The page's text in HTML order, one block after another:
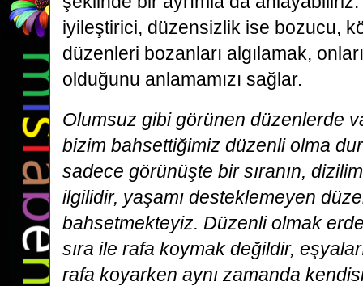
iyileştirici, düzensizlik ise bozucu,
düzenleri bozanları algılamak,
olduğunu anlamamızı sağlar.
Olumsuz gibi görünen düzenlerde
bizim bahsettiğimiz düzenli olma
sadece görünüşte bir sıranın,
ilgilidir, yaşamı desteklemeyen
bahsetmekteyiz. Düzenli olmak
sıra ile rafa koymak değildir,
rafa koyarken aynı zamanda